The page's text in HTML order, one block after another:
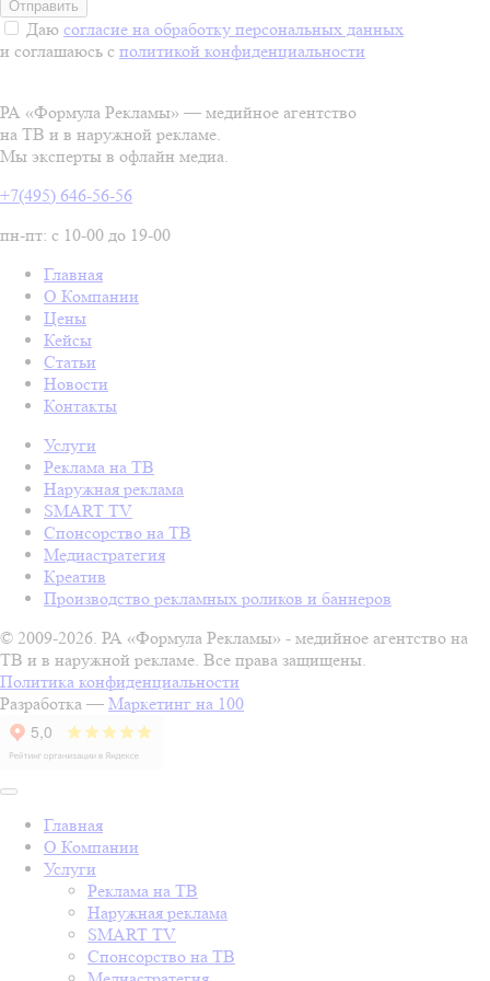
Даю согласие на обработку персональных данных
и соглашаюсь с политикой конфиденциальности
РА «Формула Рекламы» — медийное агентство
на ТВ и в наружной рекламе.
Мы эксперты в офлайн медиа.
+7(495) 646-56-56
пн-пт: с 10-00 до 19-00
Главная
О Компании
Цены
Кейсы
Статьи
Новости
Контакты
Услуги
Реклама на ТВ
Наружная реклама
SMART TV
Спонсорство на ТВ
Медиастратегия
Креатив
Производство рекламных роликов и баннеров
© 2009-2026. РА «Формула Рекламы» - медийное агентство на
ТВ и в наружной рекламе. Все права защищены.
Политика конфиденциальности
Разработка — Маркетинг на 100
Главная
О Компании
Услуги
Реклама на ТВ
Наружная реклама
SMART TV
Спонсорство на ТВ